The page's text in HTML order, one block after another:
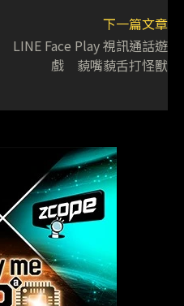
下一篇文章
LINE Face Play 視訊通話遊
戲 藐嘴藐舌打怪獸